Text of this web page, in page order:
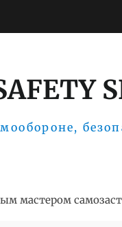
мастером